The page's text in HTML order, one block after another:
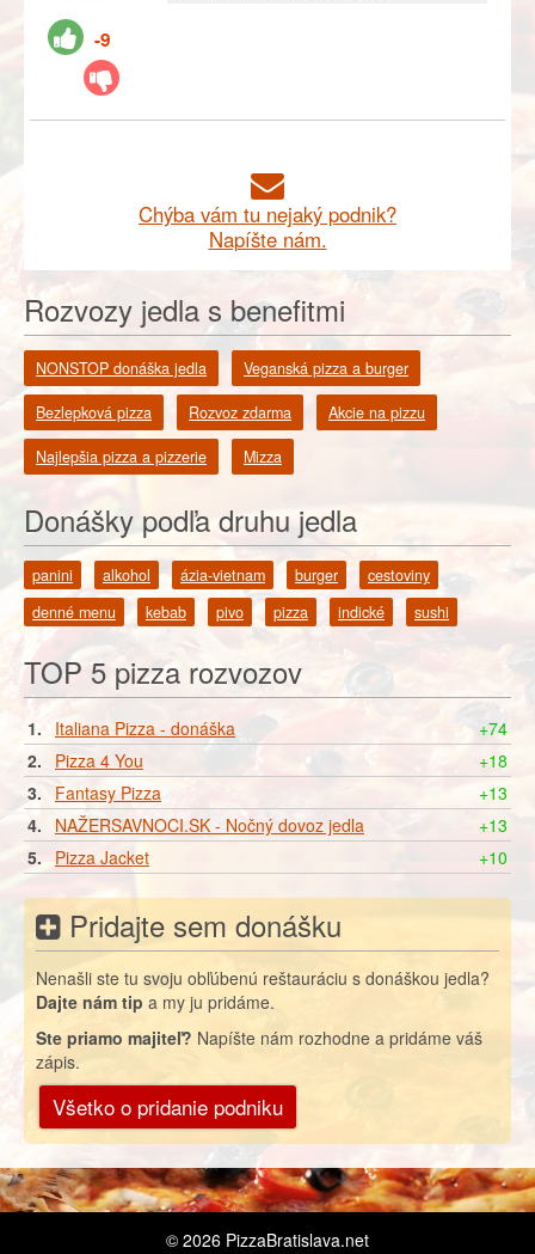
-9
Chýba vám tu nejaký podnik?
Napíšte nám.
Rozvozy jedla s benefitmi
NONSTOP donáška jedla Veganská pizza a burger
Bezlepková pizza Rozvoz zdarma Akcie na pizzu
Najlepšia pizza a pizzerie Mizza
Donášky podľa druhu jedla
panini alkohol ázia-vietnam burger
cestoviny
denné menu
kebab pivo pizza indické sushi
TOP 5 pizza rozvozov
1. Italiana Pizza - donáška
+74
2.
Pizza 4 You
+18
3.
Fantasy Pizza
+13
4.
NAŽERSAVNOCI.SK - Nočný dovoz jedla
+13
5.
Pizza Jacket +10
Pridajte sem donášku
Nenašli ste tu svoju obľúbenú reštauráciu s donáškou jedla?
Dajte nám tip a my ju pridáme.
Ste priamo majiteľ? Napíšte nám rozhodne a pridáme váš
zápis.
Všetko o pridanie podniku
© 2026 PizzaBratislava.net